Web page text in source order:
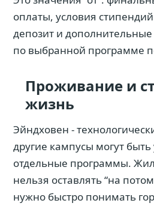
оплаты, условия
депозит и
по выбранной программе
Проживание и
жизнь
Эйндховен -
другие кампусы могут
отдельные программы.
нельзя оставлять “на
нужно быстро понимать